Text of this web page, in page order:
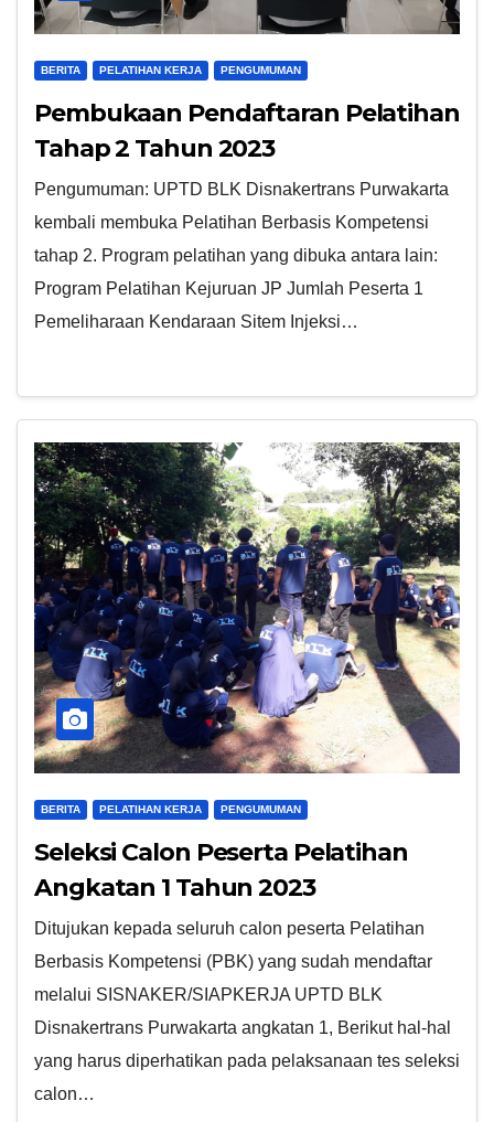
BERITA PELATIHAN KERJA PENGUMUMAN
Pembukaan Pendaftaran Pelatihan
Tahap 2 Tahun 2023
Pengumuman: UPTD BLK Disnakertrans Purwakarta
kembali membuka Pelatihan Berbasis Kompetensi
tahap 2. Program pelatihan yang dibuka antara lain:
Program Pelatihan Kejuruan JP Jumlah Peserta 1
Pemeliharaan Kendaraan Sitem Injeksi…
BERITA PELATIHAN KERJA PENGUMUMAN
Seleksi Calon Peserta Pelatihan
Angkatan 1 Tahun 2023
Ditujukan kepada seluruh calon peserta Pelatihan
Berbasis Kompetensi (PBK) yang sudah mendaftar
melalui SISNAKER/SIAPKERJA UPTD BLK
Disnakertrans Purwakarta angkatan 1, Berikut hal-hal
yang harus diperhatikan pada pelaksanaan tes seleksi
calon…